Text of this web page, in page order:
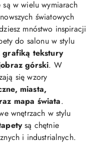
w wielu wymiarach
światowych
mnóstwo inspiracji
do salonu w stylu
grafiką tekstury
górski. W
się wzory
miasta,
mapa świata.
wnętrzach w stylu
są chętnie
i industrialnych.